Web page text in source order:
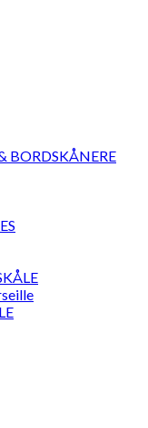
BORDSKÅNERE